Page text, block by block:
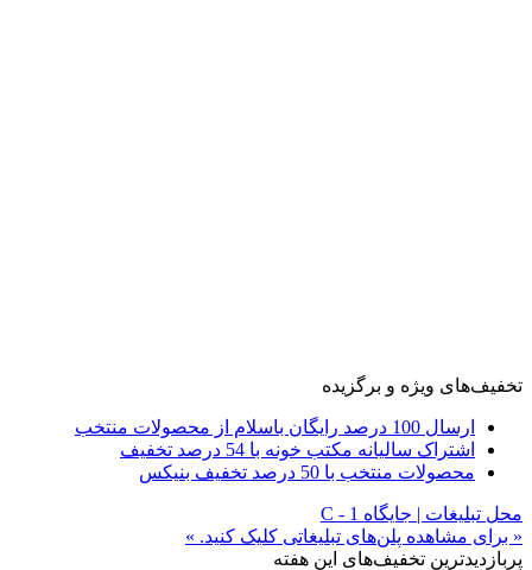
تخفیف‌های ویژه و برگزیده
ارسال 100 درصد رایگان باسلام از محصولات منتخب
اشتراک سالیانه مکتب خونه با 54 درصد تخفیف
محصولات منتخب با 50 درصد تخفیف بنیکس
محل تبلیغات | جایگاه C - 1
« برای مشاهده پلن‌های تبلیغاتی کلیک کنید. »
پربازدیدترین تخفیف‌های این هفته